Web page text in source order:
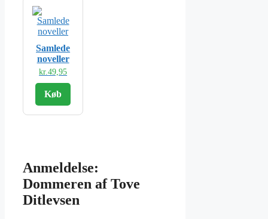
Samlede
noveller
kr.49,95
Køb
Anmeldelse:
Dommeren af Tove
Ditlevsen